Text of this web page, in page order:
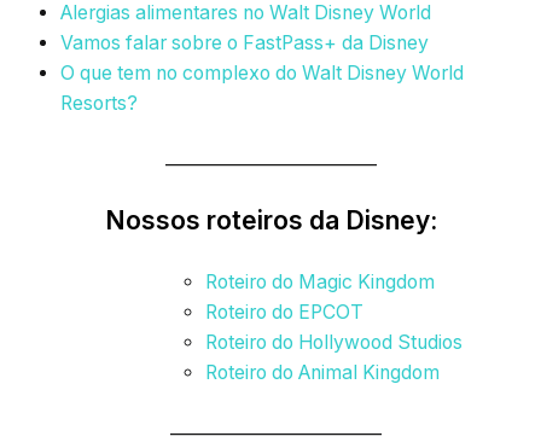
Alergias alimentares no Walt Disney World
Vamos falar sobre o FastPass+ da Disney
O que tem no complexo do Walt Disney World
Resorts?
Nossos roteiros da Disney:
Roteiro do Magic Kingdom
Roteiro do EPCOT
Roteiro do Hollywood Studios
Roteiro do Animal Kingdom